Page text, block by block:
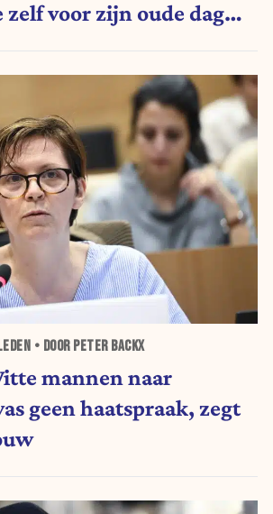
zelf voor zijn oude dag
• DOOR PETER BACKX
mannen naar
geen haatspraak, zegt